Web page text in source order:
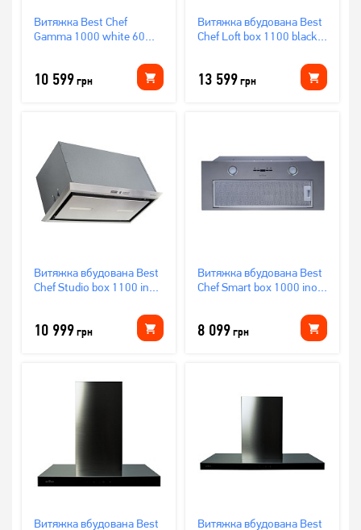
Витяжка Best Chef
Gamma 1000 white 60
10 599грн
Витяжка вбудована Best
Chef Loft box 1100 black
13 599грн
Витяжка вбудована Best
Chef Studio box 1100 inox
10 999грн
Витяжка вбудована Best
Chef Smart box 1000 inox
(OCAR70J4SR.S3.SA_BST)
8 099грн
Витяжка вбудована Best Витяжка вбудована Best